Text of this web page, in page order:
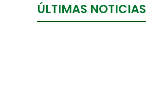
ÚLTIMAS NOTICIAS